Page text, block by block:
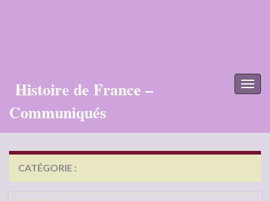
Histoire de France –
Communiqués
CATÉGORIE :